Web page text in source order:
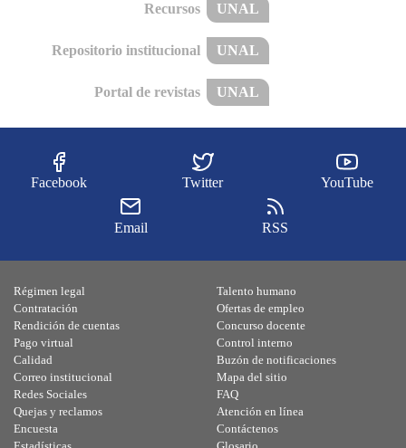
Recursos UNAL
Repositorio institucional UNAL
Portal de revistas UNAL
Facebook Twitter YouTube
Email RSS
Régimen legal
Contratación
Rendición de cuentas
Pago virtual
Calidad
Talento humano
Ofertas de empleo
Concurso docente
Control interno
Buzón de notificaciones
Correo institucional
Redes Sociales
Quejas y reclamos
Encuesta
Mapa del sitio
FAQ
Atención en línea
Contáctenos